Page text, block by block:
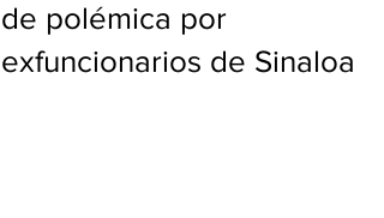
de polémica por
exfuncionarios de Sinaloa